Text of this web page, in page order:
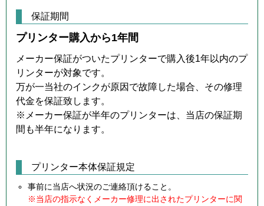
保証期間
プリンター購入から1年間
メーカー保証がついたプリンターで購入後1年以内のプ
リンターが対象です。
万が一当社のインクが原因で故障した場合、その修理
代金を保証致します。
※メーカー保証が半年のプリンターは、当店の保証期
間も半年になります。
プリンター本体保証規定
事前に当店へ状況のご連絡頂けること。
※当店の指示なくメーカー修理に出されたプリンターに関